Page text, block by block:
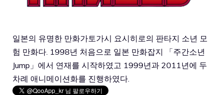
일본의 유명한 만화가토가시 요시히로의 판타지 소년 모
험 만화다. 1998년 처음으로 일본 만화잡지 「주간소년
Jump」에서 연재를 시작하였고 1999년과 2011년에 두
차례 애니메이션화를 진행하였다.